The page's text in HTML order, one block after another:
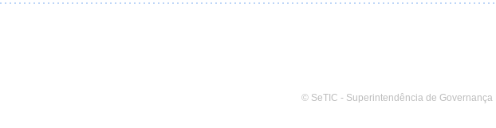
© SeTIC - Superintendência de